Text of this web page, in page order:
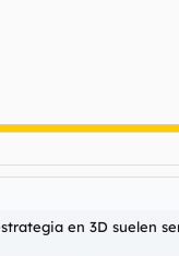
en 3D suelen